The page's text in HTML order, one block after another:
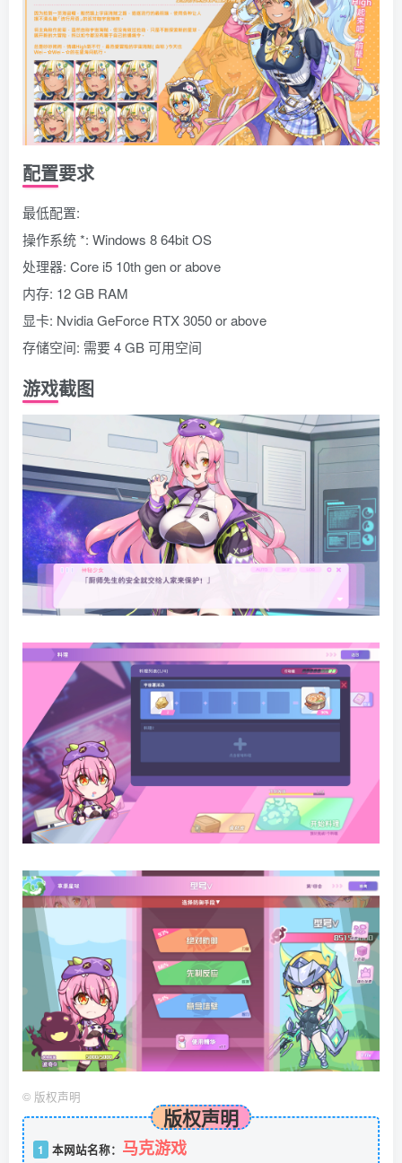
配置要求
最低配置:
操作系统 *: Windows 8 64bit OS
处理器: Core i5 10th gen or above
内存: 12 GB RAM
显卡: Nvidia GeForce RTX 3050 or above
存储空间: 需要 4 GB 可用空间
游戏截图
© 版权声明
版权声明
1 本网站名称： 马克游戏